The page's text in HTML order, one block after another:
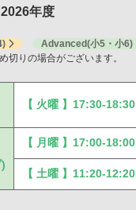
2026年度
Advanced(小5・小6)
切りの場合がございます。
【 火曜 】17:30-18:30
【 月曜 】17:00-18:00
【 土曜 】11:20-12:20